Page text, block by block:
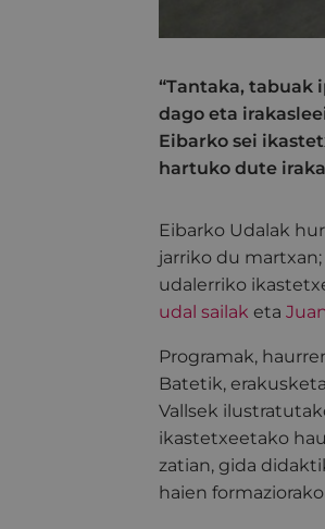
“Tantaka,
dago eta
Eibarko sei
hartuko dute
Eibarko Udalak
jarriko du
udalerriko
udal sailak eta
Programak,
Batetik,
Vallsek
ikastetxeetako
zatian, gida
haien